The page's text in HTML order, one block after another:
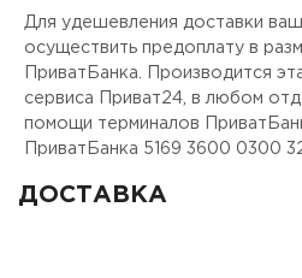
Для удешевления доставки
осуществить предоплату в
ПриватБанка. Производится
сервиса Приват24, в любом
помощи терминалов
ПриватБанка 5169 3600 0300
ДОСТАВКА